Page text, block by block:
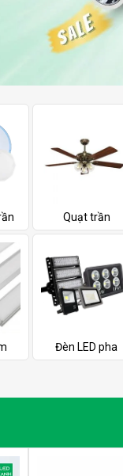
Quạt trần
Đèn LED pha